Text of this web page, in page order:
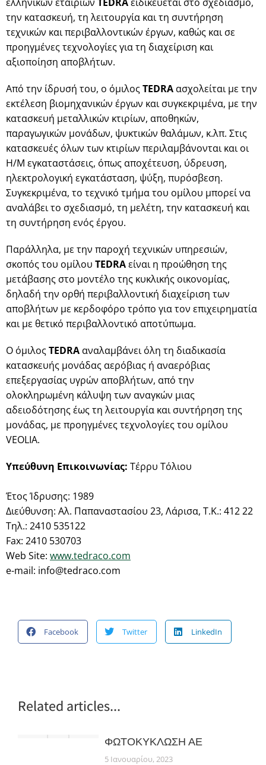
την κατασκευή, τη λειτουργία και τη συντήρηση
τεχνικών και περιβαλλοντικών έργων, καθώς και σε
προηγμένες τεχνολογίες για τη διαχείριση και
αξιοποίηση αποβλήτων.
Από την ίδρυσή του, ο όμιλοςTEDRAασχολείται με την
εκτέλεση βιομηχανικών έργων και συγκεκριμένα, με την
κατασκευή μεταλλικών κτιρίων, αποθηκών,
παραγωγικών μονάδων, ψυκτικών θαλάμων, κ.λπ. Στις
κατασκευές όλων των κτιρίων περιλαμβάνονται και οι
Η/Μ εγκαταστάσεις, όπως αποχέτευση, ύδρευση,
ηλεκτρολογική εγκατάσταση, ψύξη, πυρόσβεση.
Συγκεκριμένα, το τεχνικό τμήμα του ομίλου μπορεί να
αναλάβει το σχεδιασμό, τη μελέτη, την κατασκευή και
τη συντήρηση ενός έργου.
Παράλληλα, με την παροχή τεχνικών υπηρεσιών,
σκοπός του ομίλου TEDRAείναι η προώθηση της
μετάβασης στο μοντέλο της κυκλικής οικονομίας,
δηλαδή την ορθή περιβαλλοντική διαχείριση των
αποβλήτων με κερδοφόρο τρόπο για τον επιχειρηματία
και με θετικό περιβαλλοντικό αποτύπωμα.
Ο όμιλοςTEDRAαναλαμβάνει όλη τη διαδικασία
κατασκευής μονάδας αερόβιας ή αναερόβιας
επεξεργασίας υγρών αποβλήτων, από την
ολοκληρωμένη κάλυψη των αναγκών μιας
αδειοδότησης έως τη λειτουργία και συντήρηση της
μονάδας, με προηγμένες τεχνολογίες του ομίλου
VEOLIA.
Yπεύθυνη Επικοινωνίας: Τέρρυ Τόλιου
Έτος Ίδρυσης: 1989
Διεύθυνση: Αλ. Παπαναστασίου 23, Λάρισα, Τ.Κ.: 412 22
Τηλ.: 2410 535122
Fax: 2410 530703
Web Site: www.tedraco.com
e-mail: info@tedraco.com
Facebook Twitter LinkedIn
Related articles...
ΦΩΤΟΚΥΚΛΩΣΗ ΑΕ
5 Ιανουαρίου, 2023